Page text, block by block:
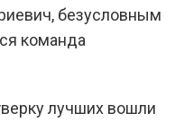
безусловным
команда
лучших вошли